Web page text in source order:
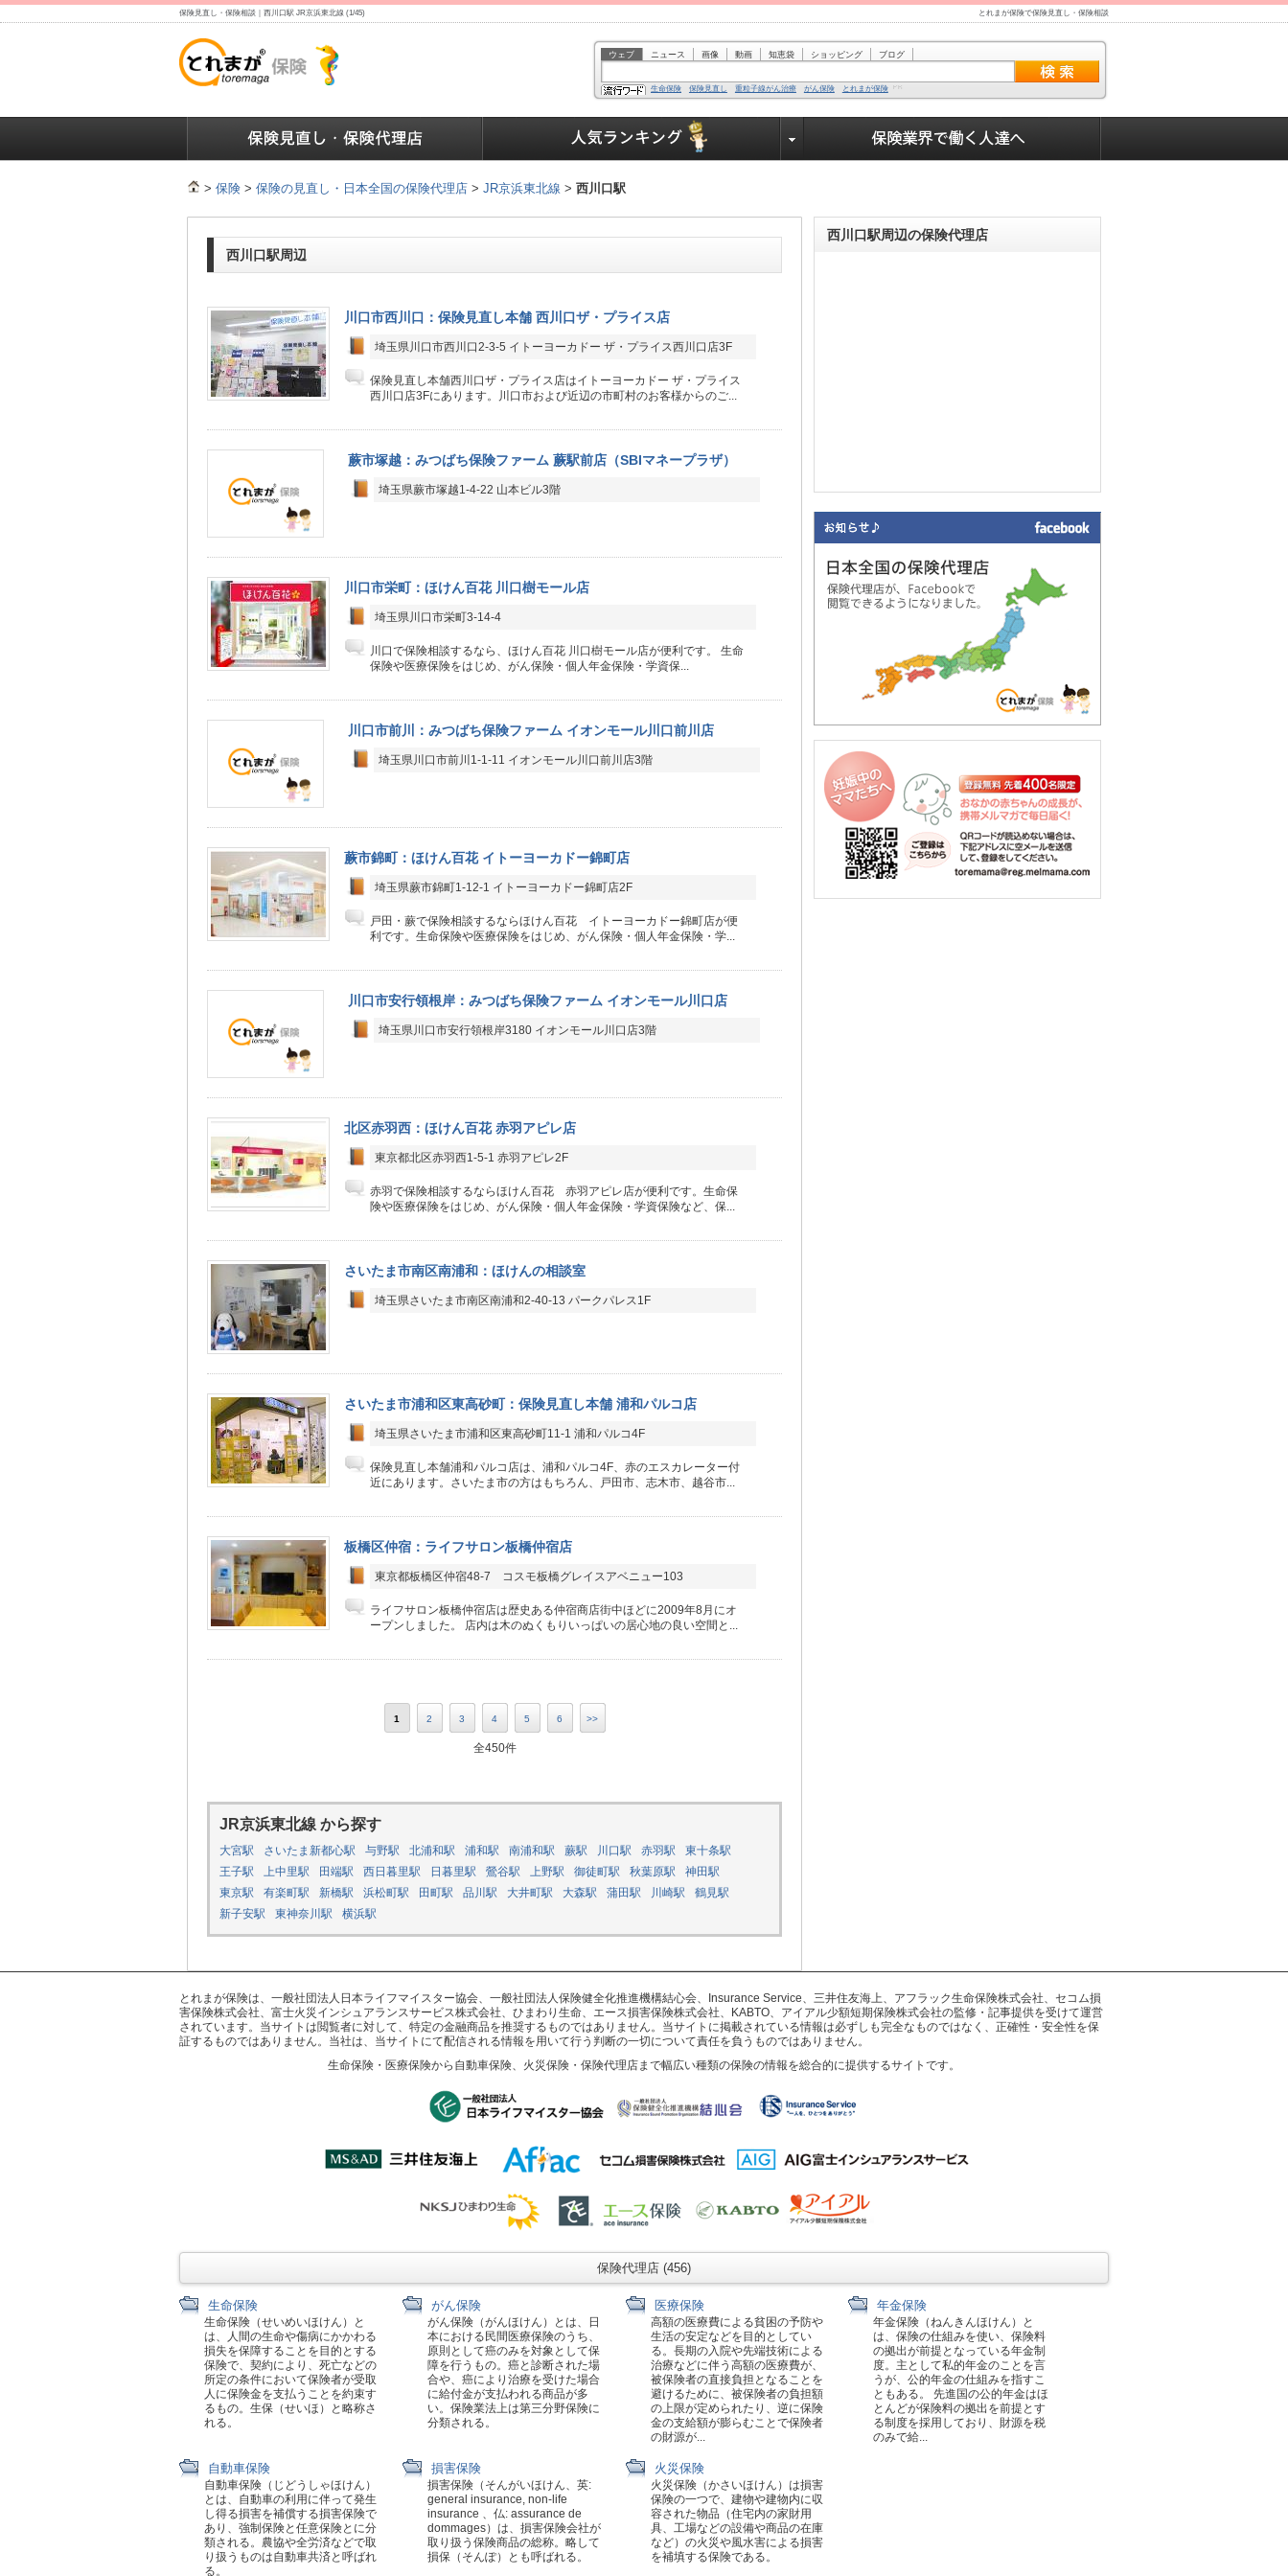
保険見直し・保険相談｜西川口駅 JR京浜東北線 (1/45) とれまが保険で保険見直し・保険相談
ウェブ ニュース 画像 動画 知恵袋 ショッピング ブログ
生命保険 保険見直し 重粒子線がん治療 がん保険 とれまが保険
> 保険 > 保険の見直し・日本全国の保険代理店 > JR京浜東北線 > 西川口駅
西川口駅周辺
川口市西川口：保険見直し本舗 西川口ザ・プライス店
埼玉県川口市西川口2-3-5 イトーヨーカドー ザ・プライス西川口店3F
保険見直し本舗西川口ザ・プライス店はイトーヨーカドー ザ・プライス
西川口店3Fにあります。川口市および近辺の市町村のお客様からのご...
蕨市塚越：みつばち保険ファーム 蕨駅前店（SBIマネープラザ）
埼玉県蕨市塚越1-4-22 山本ビル3階
川口市栄町：ほけん百花 川口樹モール店
埼玉県川口市栄町3-14-4
川口で保険相談するなら、ほけん百花 川口樹モール店が便利です。 生命
保険や医療保険をはじめ、がん保険・個人年金保険・学資保...
川口市前川：みつばち保険ファーム イオンモール川口前川店
埼玉県川口市前川1-1-11 イオンモール川口前川店3階
蕨市錦町：ほけん百花 イトーヨーカドー錦町店
埼玉県蕨市錦町1-12-1 イトーヨーカドー錦町店2F
戸田・蕨で保険相談するならほけん百花 イトーヨーカドー錦町店が便
利です。生命保険や医療保険をはじめ、がん保険・個人年金保険・学...
川口市安行領根岸：みつばち保険ファーム イオンモール川口店
埼玉県川口市安行領根岸3180 イオンモール川口店3階
北区赤羽西：ほけん百花 赤羽アピレ店
東京都北区赤羽西1-5-1 赤羽アピレ2F
赤羽で保険相談するならほけん百花 赤羽アピレ店が便利です。生命保
険や医療保険をはじめ、がん保険・個人年金保険・学資保険など、保...
さいたま市南区南浦和：ほけんの相談室
埼玉県さいたま市南区南浦和2-40-13 パークパレス1F
さいたま市浦和区東高砂町：保険見直し本舗 浦和パルコ店
埼玉県さいたま市浦和区東高砂町11-1 浦和パルコ4F
保険見直し本舗浦和パルコ店は、浦和パルコ4F、赤のエスカレーター付
近にあります。さいたま市の方はもちろん、戸田市、志木市、越谷市...
板橋区仲宿：ライフサロン板橋仲宿店
東京都板橋区仲宿48-7 コスモ板橋グレイスアベニュー103
ライフサロン板橋仲宿店は歴史ある仲宿商店街中ほどに2009年8月にオ
ープンしました。 店内は木のぬくもりいっぱいの居心地の良い空間と...
1 2 3 4 5 6 >>
全450件
JR京浜東北線 から探す
大宮駅 さいたま新都心駅 与野駅 北浦和駅 浦和駅 南浦和駅 蕨駅 川口駅 赤羽駅
東十条駅
王子駅
上中里駅 田端駅 西日暮里駅 日暮里駅 鶯谷駅 上野駅 御徒町駅 秋葉原駅
神田駅
東京駅
有楽町駅 新橋駅 浜松町駅 田町駅 品川駅 大井町駅 大森駅 蒲田駅 川崎駅
鶴見駅
新子安駅
東神奈川駅 横浜駅
西川口駅周辺の保険代理店
とれまが保険は、一般社団法人日本ライフマイスター協会、一般社団法人保険健全化推進機構結心会、Insurance Service、三井住友海上、アフラック生命保険株式会社、セコム損
害保険株式会社、富士火災インシュアランスサービス株式会社、ひまわり生命、エース損害保険株式会社、KABTO、アイアル少額短期保険株式会社の監修・記事提供を受けて運営
されています。当サイトは閲覧者に対して、特定の金融商品を推奨するものではありません。当サイトに掲載されている情報は必ずしも完全なものではなく、正確性・安全性を保
証するものではありません。当社は、当サイトにて配信される情報を用いて行う判断の一切について責任を負うものではありません。
生命保険・医療保険から自動車保険、火災保険・保険代理店まで幅広い種類の保険の情報を総合的に提供するサイトです。
保険代理店 (456)
生命保険
生命保険（せいめいほけん）と
は、人間の生命や傷病にかかわる
損失を保障することを目的とする
保険で、契約により、死亡などの
所定の条件において保険者が受取
人に保険金を支払うことを約束す
るもの。生保（せいほ）と略称さ
れる。
がん保険
がん保険（がんほけん）とは、日
本における民間医療保険のうち、
原則として癌のみを対象として保
障を行うもの。癌と診断された場
合や、癌により治療を受けた場合
に給付金が支払われる商品が多
い。保険業法上は第三分野保険に
分類される。
医療保険
高額の医療費による貧困の予防や
生活の安定などを目的としてい
る。長期の入院や先端技術による
治療などに伴う高額の医療費が、
被保険者の直接負担となることを
避けるために、被保険者の負担額
の上限が定められたり、逆に保険
金の支給額が膨らむことで保険者
の財源が...
年金保険
年金保険（ねんきんほけん）と
は、保険の仕組みを使い、保険料
の拠出が前提となっている年金制
度。主として私的年金のことを言
うが、公的年金の仕組みを指すこ
ともある。 先進国の公的年金はほ
とんどが保険料の拠出を前提とす
る制度を採用しており、財源を税
のみで給...
自動車保険
自動車保険（じどうしゃほけん）
とは、自動車の利用に伴って発生
し得る損害を補償する損害保険で
あり、強制保険と任意保険とに分
類される。農協や全労済などで取
り扱うものは自動車共済と呼ばれ
る。
損害保険
損害保険（そんがいほけん、英:
general insurance, non-life
insurance 、仏: assurance de
dommages）は、損害保険会社が
取り扱う保険商品の総称。略して
損保（そんぽ）とも呼ばれる。
火災保険
火災保険（かさいほけん）は損害
保険の一つで、建物や建物内に収
容された物品（住宅内の家財用
具、工場などの設備や商品の在庫
など）の火災や風水害による損害
を補填する保険である。